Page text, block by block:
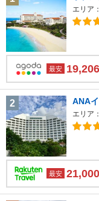
エリア：
最安 19,206
2 ANA
エリア：
最安 21,000